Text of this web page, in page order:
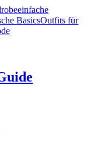
einfache
BasicsOutfits für